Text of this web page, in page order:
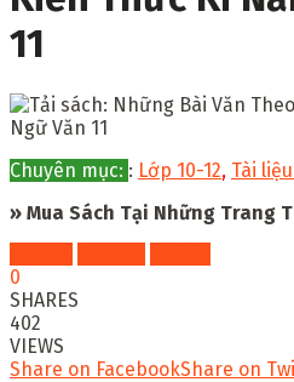
11
Chuyên mục: : Lớp 10-12, Tài
» Mua Sách Tại Những Trang
0
SHARES
402
VIEWS
Share on FacebookShare on